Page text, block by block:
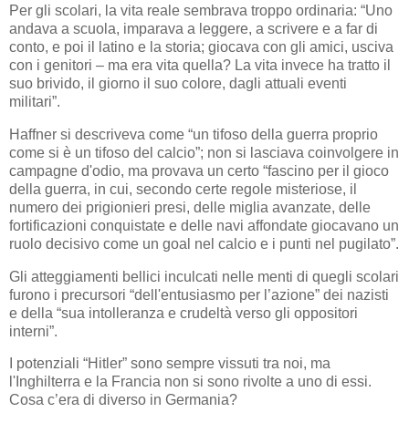
Per gli scolari, la vita reale sembrava troppo ordinaria: “Uno
andava a scuola, imparava a leggere, a scrivere e a far di
conto, e poi il latino e la storia; giocava con gli amici, usciva
con i genitori – ma era vita quella? La vita invece ha tratto il
suo brivido, il giorno il suo colore, dagli attuali eventi
militari”.
Haffner si descriveva come “un tifoso della guerra proprio
come si è un tifoso del calcio”; non si lasciava coinvolgere in
campagne d'odio, ma provava un certo “fascino per il gioco
della guerra, in cui, secondo certe regole misteriose, il
numero dei prigionieri presi, delle miglia avanzate, delle
fortificazioni conquistate e delle navi affondate giocavano un
ruolo decisivo come un goal nel calcio e i punti nel pugilato”.
Gli atteggiamenti bellici inculcati nelle menti di quegli scolari
furono i precursori “dell'entusiasmo per l’azione” dei nazisti
e della “sua intolleranza e crudeltà verso gli oppositori
interni”.
I potenziali “Hitler” sono sempre vissuti tra noi, ma
l'Inghilterra e la Francia non si sono rivolte a uno di essi.
Cosa c’era di diverso in Germania?